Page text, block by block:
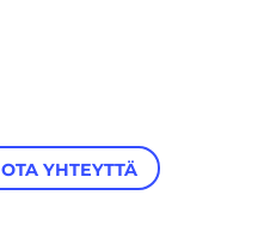
OTA YHTEYTTÄ